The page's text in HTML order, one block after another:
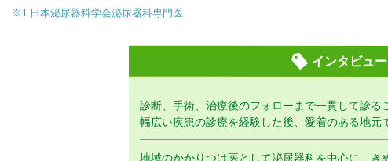
※1 日本泌尿器科学会泌尿器科専門医
インタビュ
診断、手術、治療後のフォローまで一貫して診る
幅広い疾患の診療を経験した後、愛着のある地元
地域のかかりつけ医として泌尿器科を中心に、き